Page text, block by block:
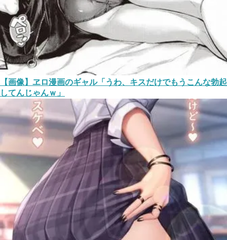
【画像】ヱロ漫画のギャル「うわ、キスだけでもうこんな勃起
してんじゃんｗ」